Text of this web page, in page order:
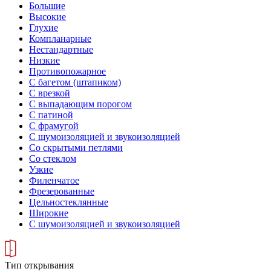
Большие
Высокие
Глухие
Компланарные
Нестандартные
Низкие
Противопожарное
С багетом (штапиком)
С врезкой
С выпадающим порогом
С патиной
С фрамугой
С шумоизоляцией и звукоизоляцией
Со скрытыми петлями
Со стеклом
Узкие
Филенчатое
Фрезерованные
Цельностеклянные
Широкие
С шумоизоляцией и звукоизоляцией
Тип открывания